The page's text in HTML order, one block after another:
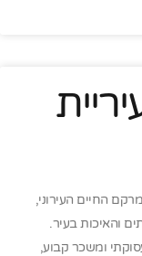
החיים העירוני,
והאיכות בעיר.
ומשכר קבוע,